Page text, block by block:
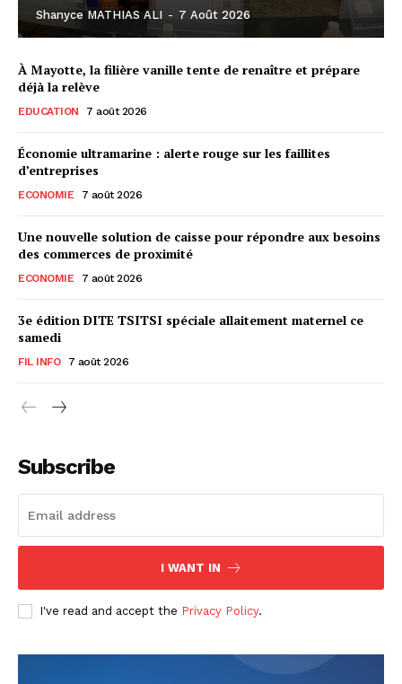
Shanyce MATHIAS ALI - 7 Août 2026
À Mayotte, la filière vanille tente de renaître et prépare
déjà la relève
EDUCATION 7 août 2026
Économie ultramarine : alerte rouge sur les faillites
d’entreprises
ECONOMIE 7 août 2026
Une nouvelle solution de caisse pour répondre aux besoins
des commerces de proximité
ECONOMIE 7 août 2026
3e édition DITE TSITSI spéciale allaitement maternel ce
samedi
FIL INFO 7 août 2026
Subscribe
I WANT IN
I've read and accept the Privacy Policy.